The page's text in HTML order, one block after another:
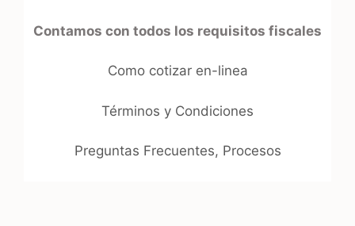
Contamos con todos los requisitos fiscales
Como cotizar en-linea
Términos y Condiciones
Preguntas Frecuentes, Procesos